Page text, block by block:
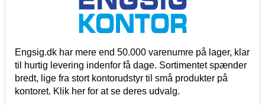
Engsig.dk har mere end 50.000 varenumre på lager, klar
til hurtig levering indenfor få dage. Sortimentet spænder
bredt, lige fra stort kontorudstyr til små produkter på
kontoret. Klik her for at se deres udvalg.